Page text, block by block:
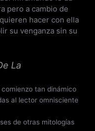
pero a cambio de
hacer con ella
su venganza sin su
La
tan dinámico
al lector omnisciente
de otras mitologías